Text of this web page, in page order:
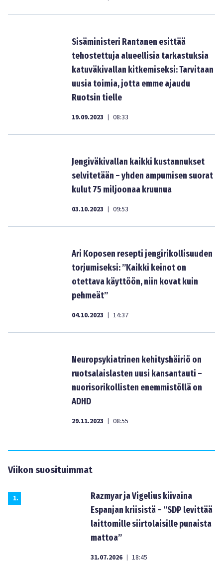
Sisäministeri Rantanen esittää
tehostettuja alueellisia tarkastuksia
katuväkivallan kitkemiseksi: Tarvitaan
uusia toimia, jotta emme ajaudu
Ruotsin tielle
19.09.2023 | 08:33
Jengiväkivallan kaikki kustannukset
selvitetään – yhden ampumisen suorat
kulut 75 miljoonaa kruunua
03.10.2023 | 09:53
Ari Koposen resepti jengirikollisuuden
torjumiseksi: ”Kaikki keinot on
otettava käyttöön, niin kovat kuin
pehmeät”
04.10.2023 | 14:37
Neuropsykiatrinen kehityshäiriö on
ruotsalaislasten uusi kansantauti –
nuorisorikollisten enemmistöllä on
ADHD
29.11.2023 | 08:55
Viikon suosituimmat
1.
Razmyar ja Vigelius kiivaina
Espanjan kriisistä – ”SDP levittää
laittomille siirtolaisille punaista
mattoa”
31.07.2026 | 18:45